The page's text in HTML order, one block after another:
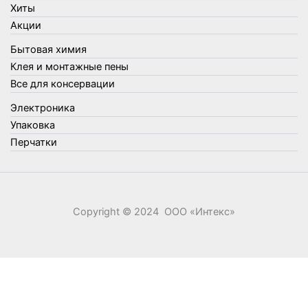
Утеплители и прочее
Фонари, лампы и удлинители
Хозяйственные товары
Швабры, стекломои, черенки и насадки
Шнуры, веревки и шпагаты
Электроника
Элементы питания
Хиты
Акции
Бытовая химия
Клея и монтажные пены
Все для консервации
Электроника
Упаковка
Перчатки
Copyright © 2024 ООО «‎Интекс»‎